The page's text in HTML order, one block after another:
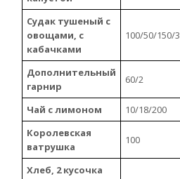
Судак тушеный с
овощами, с
кабачками
100/50/150/3
Дополнительный
гарнир
60/2
Чай с лимоном 10/18/200
Королевская
ватрушка
100
Хлеб, 2 кусочка